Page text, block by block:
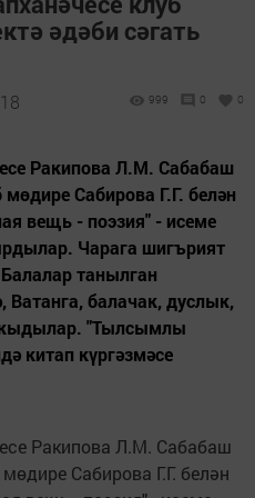
әдәби сәгать
999 0 0
Ракипова Л.М. Сабабаш
Сабирова Г.Г. белән
вещь - поэзия" - исеме
Чарага шигърият
танылган
Ватанга, балачак, дуслык,
"Тылсымлы
китап күргәзмәсе
Ракипова Л.М. Сабабаш
Сабирова Г.Г. белән